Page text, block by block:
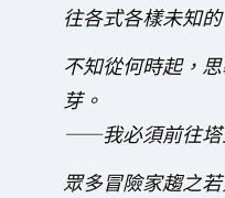
往各式各樣未知
不知從何時起，
芽。
――我必須前往塔
眾多冒險家趨之